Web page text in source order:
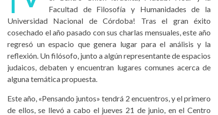
Facultad de Filosofía y Humanidades de la
Universidad Nacional de Córdoba! Tras el gran éxito
cosechado el año pasado con sus charlas mensuales, este año
regresó un espacio que genera lugar para el análisis y la
reflexión. Un filósofo, junto a algún representante de espacios
judaicos, debaten y encuentran lugares comunes acerca de
alguna temática propuesta.
Este año, «Pensando juntos» tendrá 2 encuentros, y el primero
de ellos, se llevó a cabo el jueves 21 de junio, en el Centro